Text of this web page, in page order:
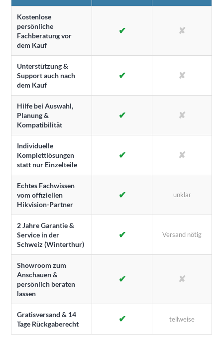
Kostenlose
persönliche
Fachberatung vor
dem Kauf
✔ ✘
Unterstützung &
Support auch nach
dem Kauf
✔ ✘
Hilfe bei Auswahl,
Planung &
Kompatibilität
✔ ✘
Individuelle
Komplettlösungen
statt nur Einzelteile
✔ ✘
Echtes Fachwissen
vom offiziellen
Hikvision-Partner
✔ unklar
2 Jahre Garantie &
Service in der
Schweiz (Winterthur)
✔ Versand nötig
Showroom zum
Anschauen &
persönlich beraten
lassen
✔ ✘
Gratisversand & 14
Tage Rückgaberecht
✔ teilweise